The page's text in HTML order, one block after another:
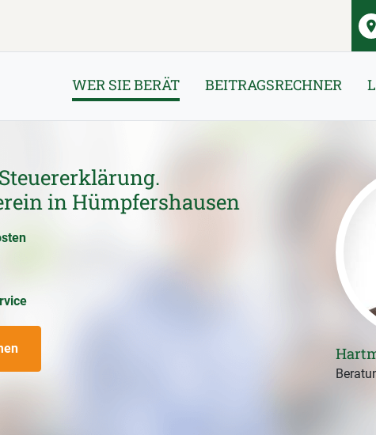
WER SIE BERÄT BEITRAGSRECHNER
in Hümpfershausen